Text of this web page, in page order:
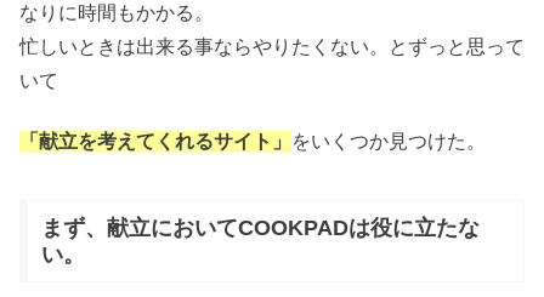
なりに時間もかかる。
忙しいときは出来る事ならやりたくない。とずっと思って
いて
「献立を考えてくれるサイト」 をいくつか見つけた。
まず、献立においてCOOKPADは役に立たな
い。